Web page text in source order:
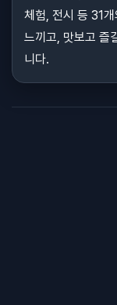
체험, 전시 등 31
느끼고, 맛보고 즐
니다.